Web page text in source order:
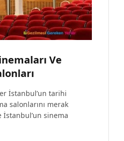
Ve
İstanbul’un tarihi
salonlarını merak
sinema